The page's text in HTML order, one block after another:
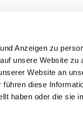
Anzeigen zu
unsere Website zu
Website an
diese
haben oder die sie
Co. KG
Westerland